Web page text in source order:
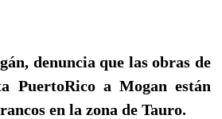
denuncia que las obras de
PuertoRico a Mogan están
en la zona de Tauro.